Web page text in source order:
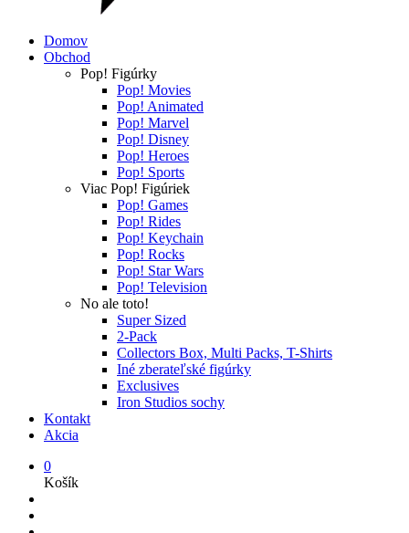
Domov
Obchod
Pop! Figúrky
Pop! Movies
Pop! Animated
Pop! Marvel
Pop! Disney
Pop! Heroes
Pop! Sports
Viac Pop! Figúriek
Pop! Games
Pop! Rides
Pop! Keychain
Pop! Rocks
Pop! Star Wars
Pop! Television
No ale toto!
Super Sized
2-Pack
Collectors Box, Multi Packs, T-Shirts
Iné zberateľské figúrky
Exclusives
Iron Studios sochy
Kontakt
Akcia
0
Košík